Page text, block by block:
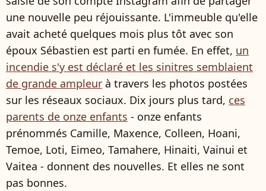
une nouvelle peu réjouissante. L'immeuble qu'elle
avait acheté quelques mois plus tôt avec son
époux Sébastien est parti en fumée. En effet, un
incendie s'y est déclaré et les sinitres semblaient
de grande ampleur à travers les photos postées
sur les réseaux sociaux. Dix jours plus tard, ces
parents de onze enfants - onze enfants
prénommés Camille, Maxence, Colleen, Hoani,
Temoe, Loti, Eimeo, Tamahere, Hinaiti, Vainui et
Vaitea - donnent des nouvelles. Et elles ne sont
pas bonnes.